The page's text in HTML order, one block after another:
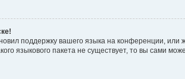
поддержку вашего языка на конференции,
языкового пакета не существует, то вы сами